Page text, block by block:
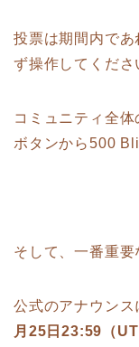
投票は期間内で
ず操作してくださ
コミュニティ全
ボタンから500
そして、一番重要
公式のアナウン
月25日23:59（